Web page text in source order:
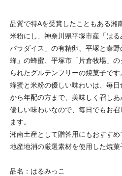
品質で特Aを受賞したこともある湘
米粉にし、神奈川県平塚市産「は
パラダイス」の有精卵、平塚と秦
蜂」の蜂蜜、平塚市「片倉牧場」
られたグルテンフリーの焼菓子です
蜂蜜と米粉の優しい味わいは、毎
から年配の方まで、美味しく召しあ
優しい味わいなので、毎日でもお
ます。
湘南土産として贈答用にもおすすめ
地産地消の厳選素材を使用した焼菓
品名：はるみっこ